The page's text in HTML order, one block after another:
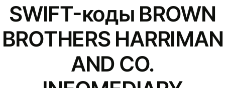
SWIFT-коды BROWN
BROTHERS HARRIMAN
AND CO.